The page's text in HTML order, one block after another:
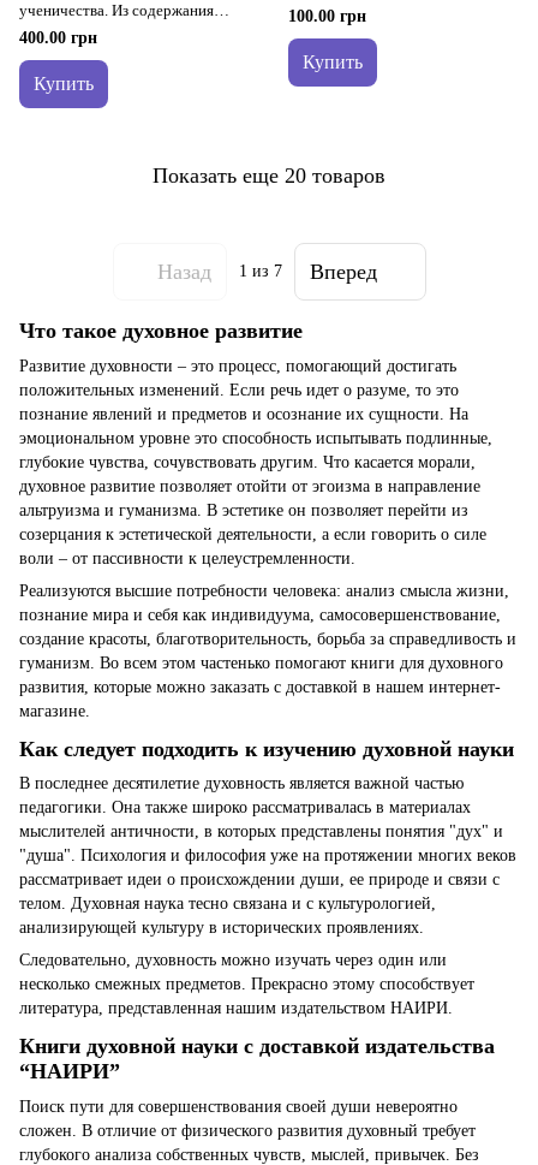
ученичества. Из содержания
«Эзотерической школы»
400.00 грн
Купить
100.00 грн
Купить
Показать еще 20 товаров
Назад 1 из 7 Вперед
Что такое духовное развитие
Развитие духовности – это процесс, помогающий достигать
положительных изменений. Если речь идет о разуме, то это
познание явлений и предметов и осознание их сущности. На
эмоциональном уровне это способность испытывать подлинные,
глубокие чувства, сочувствовать другим. Что касается морали,
духовное развитие позволяет отойти от эгоизма в направление
альтруизма и гуманизма. В эстетике он позволяет перейти из
созерцания к эстетической деятельности, а если говорить о силе
воли – от пассивности к целеустремленности.
Реализуются высшие потребности человека: анализ смысла жизни,
познание мира и себя как индивидуума, самосовершенствование,
создание красоты, благотворительность, борьба за справедливость и
гуманизм. Во всем этом частенько помогают книги для духовного
развития, которые можно заказать с доставкой в ​​нашем интернет-
магазине.
Как следует подходить к изучению духовной науки
В последнее десятилетие духовность является важной частью
педагогики. Она также широко рассматривалась в материалах
мыслителей античности, в которых представлены понятия "дух" и
"душа". Психология и философия уже на протяжении многих веков
рассматривает идеи о происхождении души, ее природе и связи с
телом. Духовная наука тесно связана и с культурологией,
анализирующей культуру в исторических проявлениях.
Следовательно, духовность можно изучать через один или
несколько смежных предметов. Прекрасно этому способствует
литература, представленная нашим издательством НАИРИ.
Книги духовной науки с доставкой издательства
“НАИРИ”
Поиск пути для совершенствования своей души невероятно
сложен. В отличие от физического развития духовный требует
глубокого анализа собственных чувств, мыслей, привычек. Без